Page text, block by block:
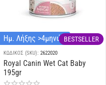
Ημ. Λήξης >4μηνώνBESTSELLER
ΚΩΔΙΚΟΣ (SKU): 2622020
Royal Canin Wet Cat Baby
195gr